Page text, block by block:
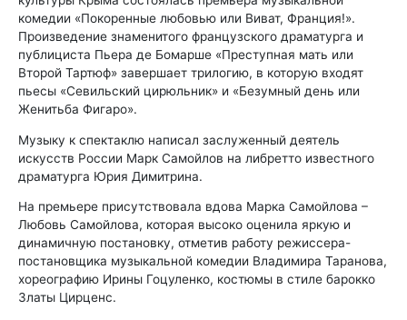
комедии «Покоренные любовью или Виват, Франция!».
Произведение знаменитого французского драматурга и
публициста Пьера де Бомарше «Преступная мать или
Второй Тартюф» завершает трилогию, в которую входят
пьесы «Севильский цирюльник» и «Безумный день или
Женитьба Фигаро».
Музыку к спектаклю написал заслуженный деятель
искусств России Марк Самойлов на либретто известного
драматурга Юрия Димитрина.
На премьере присутствовала вдова Марка Самойлова –
Любовь Самойлова, которая высоко оценила яркую и
динамичную постановку, отметив работу режиссера-
постановщика музыкальной комедии Владимира Таранова,
хореографию Ирины Гоцуленко, костюмы в стиле барокко
Златы Цирценс.